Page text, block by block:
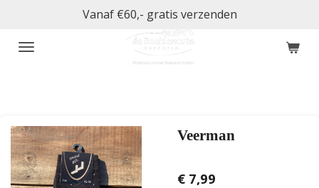
naar
Vanaf €60,- gratis verzenden
Veerman
€ 7,99